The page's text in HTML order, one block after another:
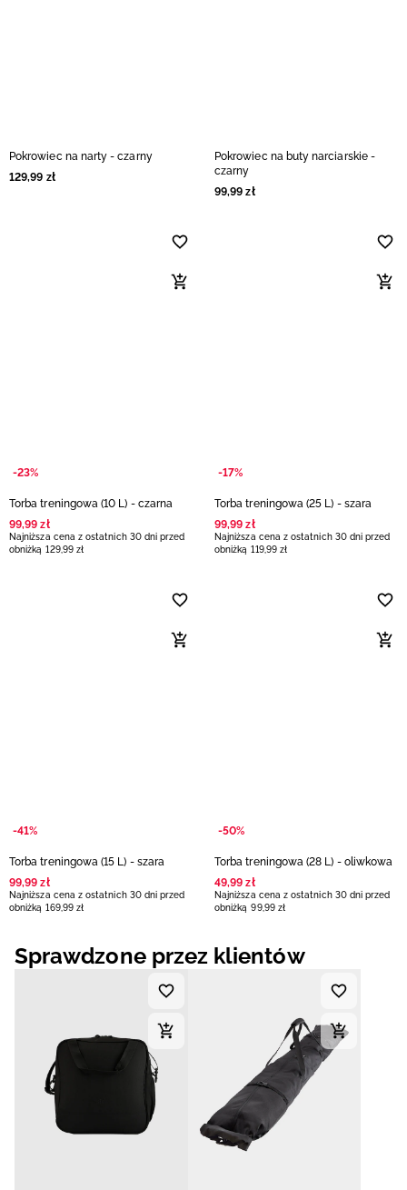
Pokrowiec na narty - czarny
129,99 zł
Pokrowiec na buty narciarskie -
czarny
99,99 zł
-23%
Torba treningowa (10 L) - czarna
99,99 zł
Najniższa cena z ostatnich 30 dni przed
obniżką 129,99 zł
-17%
Torba treningowa (25 L) - szara
99,99 zł
Najniższa cena z ostatnich 30 dni przed
obniżką 119,99 zł
-41%
Torba treningowa (15 L) - szara
99,99 zł
Najniższa cena z ostatnich 30 dni przed
obniżką 169,99 zł
-50%
Torba treningowa (28 L) - oliwkowa
49,99 zł
Najniższa cena z ostatnich 30 dni przed
obniżką 99,99 zł
Sprawdzone przez klientów